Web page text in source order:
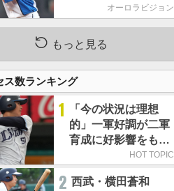
か意味のある打席にし
く！
オーロラビジョン
もっと見る
ス数ランキング
1
「今の状況は理想
的」一軍好調が二軍
育成に好影響をもた
らす西武 象徴は高
HOT TOPIC
2 西武・横田蒼和